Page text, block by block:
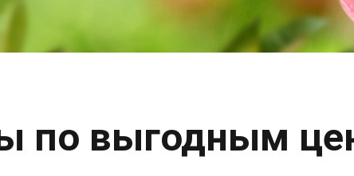
по выгодным